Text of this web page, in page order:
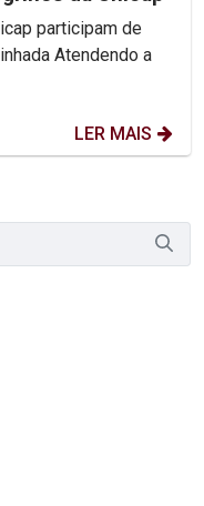
participam de
a
LER MAIS